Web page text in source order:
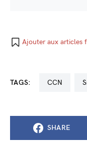
Ajouter aux articles
TAGS: CCN
SHARE